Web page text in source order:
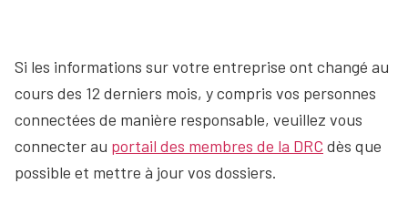
Si les informations sur votre entreprise ont changé au
cours des 12 derniers mois, y compris vos personnes
connectées de manière responsable, veuillez vous
connecter au portail des membres de la DRC dès que
possible et mettre à jour vos dossiers.